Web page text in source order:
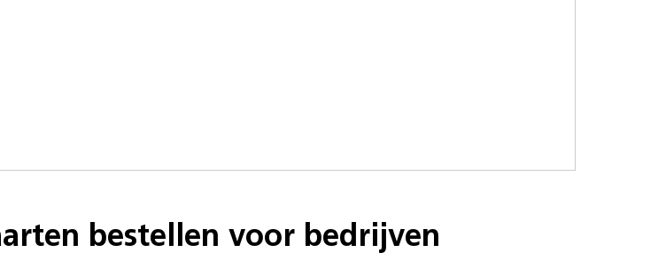
bestellen voor bedrijven